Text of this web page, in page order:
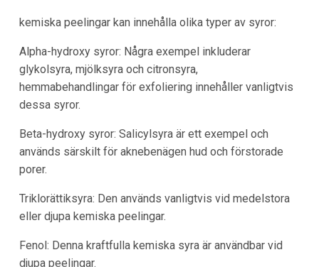
kemiska peelingar kan innehålla olika typer av syror:
Alpha-hydroxy syror: Några exempel inkluderar
glykolsyra, mjölksyra och citronsyra,
hemmabehandlingar för exfoliering innehåller vanligtvis
dessa syror.
Beta-hydroxy syror: Salicylsyra är ett exempel och
används särskilt för aknebenägen hud och förstorade
porer.
Triklorättiksyra: Den används vanligtvis vid medelstora
eller djupa kemiska peelingar.
Fenol: Denna kraftfulla kemiska syra är användbar vid
djupa peelingar.